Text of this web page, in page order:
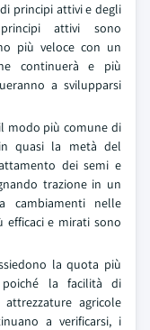
principi attivi e degli
attivi sono
più veloce con un
continuerà e più
a svilupparsi
modo più comune di
quasi la metà del
dei semi e
trazione in un
cambiamenti nelle
efficaci e mirati sono
la quota più
la facilità di
agricole
a verificarsi, i